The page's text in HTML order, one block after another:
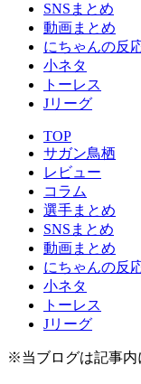
SNSまとめ
動画まとめ
にちゃんの反
小ネタ
トーレス
Jリーグ
TOP
サガン鳥栖
レビュー
コラム
選手まとめ
SNSまとめ
動画まとめ
にちゃんの反
小ネタ
トーレス
Jリーグ
※当ブログは記事内